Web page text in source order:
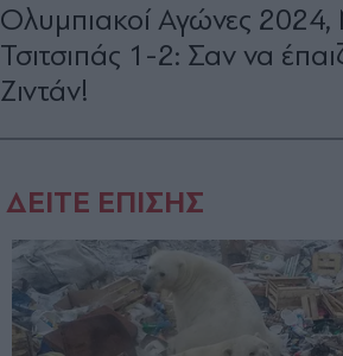
Ολυμπιακοί Αγώνες
Τσιτσιπάς 1-2: Σαν να
Ζιντάν!